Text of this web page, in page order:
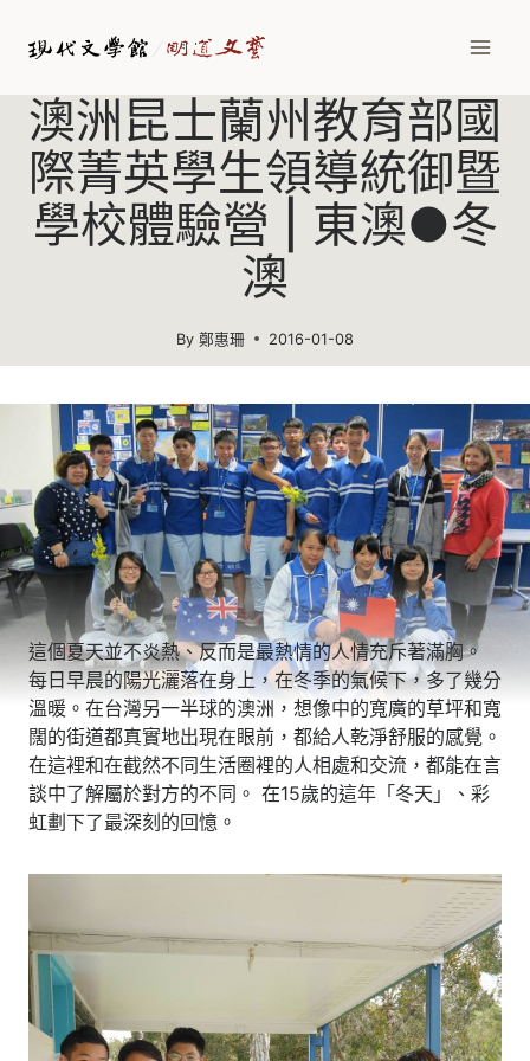
澳洲昆士蘭州教育部國
際菁英學生領導統御暨
學校體驗營 | 東澳●冬
澳
By 鄭惠珊 2016-01-08
這個夏天並不炎熱、反而是最熱情的人情充斥著滿胸。
每日早晨的陽光灑落在身上，在冬季的氣候下，多了幾分
溫暖。在台灣另一半球的澳洲，想像中的寬廣的草坪和寬
闊的街道都真實地出現在眼前，都給人乾淨舒服的感覺。
在這裡和在截然不同生活圈裡的人相處和交流，都能在言
談中了解屬於對方的不同。 在15歲的這年「冬天」、彩
虹劃下了最深刻的回憶。